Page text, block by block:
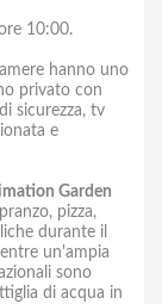
10:00.
hanno uno
privato con
sicurezza, tv
e
Garden
pizza,
durante il
un'ampia
sono
di acqua in